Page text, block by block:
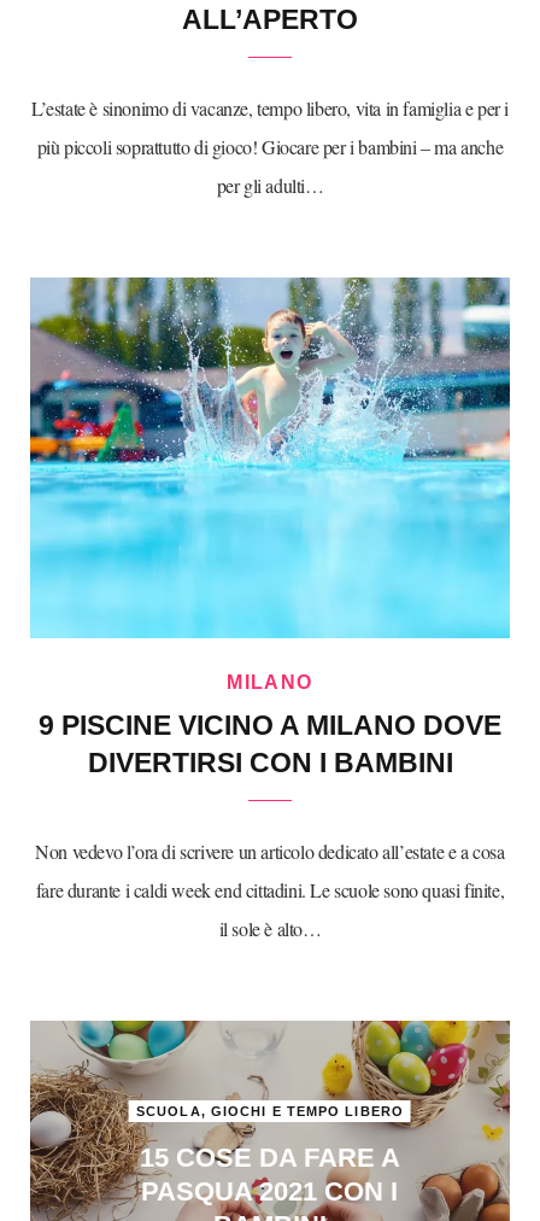
ALL’APERTO
L’estate è sinonimo di vacanze, tempo libero, vita in famiglia e per i
più piccoli soprattutto di gioco! Giocare per i bambini – ma anche
per gli adulti…
MILANO
9 PISCINE VICINO A MILANO DOVE
DIVERTIRSI CON I BAMBINI
Non vedevo l’ora di scrivere un articolo dedicato all’estate e a cosa
fare durante i caldi week end cittadini. Le scuole sono quasi finite,
il sole è alto…
SCUOLA, GIOCHI E TEMPO LIBERO
15 COSE DA FARE A
PASQUA 2021 CON I